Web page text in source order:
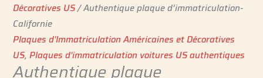
Décoratives US/ Authentique plaque d’immatriculation-
Californie
Plaques d'Immatriculation Américaines et Décoratives
US,Plaques d'immatriculation voitures US authentiques
Authentique plaque